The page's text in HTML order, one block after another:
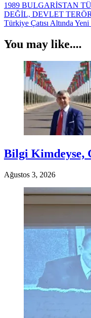
Yazı
gezinmesi
1989 BULGARİSTAN
DEĞİL, DEVLET
Türkiye Çatısı Altında
You may like....
Bilgi Kimdeyse,
Ağustos 3, 2026